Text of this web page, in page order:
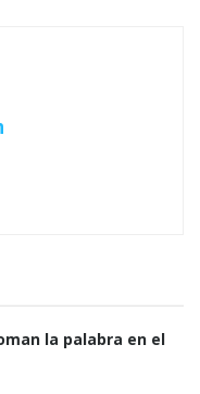
la palabra en el